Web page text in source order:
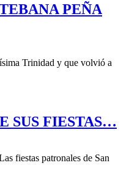
PEÑA
Trinidad y que volvió a
SUS FIESTAS…
fiestas patronales de San